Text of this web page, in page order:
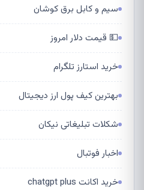
سیم و کابل برق کوشان
💵 قیمت دلار امروز
خرید استارز تلگرام
بهترین کیف پول ارز دیجیتال
شکلات تبلیغاتی نیکان
اخبار فوتبال
خرید اکانت chatgpt plus